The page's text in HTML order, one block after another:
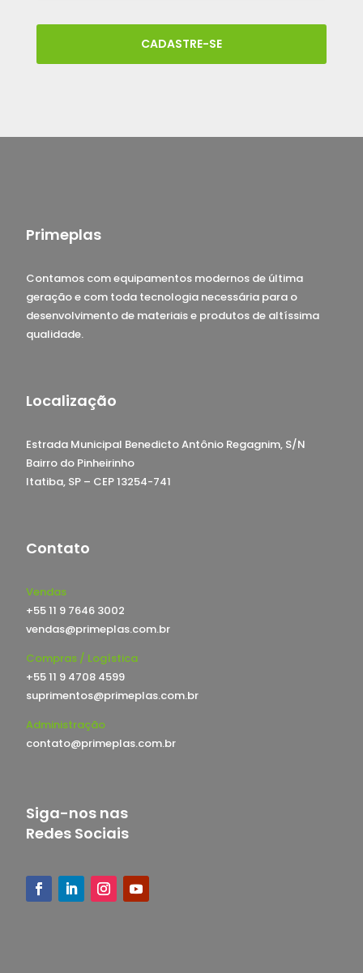
CADASTRE-SE
Primeplas
Contamos com equipamentos modernos de última
geração e com toda tecnologia necessária para o
desenvolvimento de materiais e produtos de altíssima
qualidade.
Localização
Estrada Municipal Benedicto Antônio Regagnim, S/N
Bairro do Pinheirinho
Itatiba, SP – CEP 13254-741
Contato
Vendas
+55 11 9 7646 3002
vendas@primeplas.com.br
Compras / Logística
+55 11 9 4708 4599
suprimentos@primeplas.com.br
Administração
contato@primeplas.com.br
Siga-nos nas
Redes Sociais